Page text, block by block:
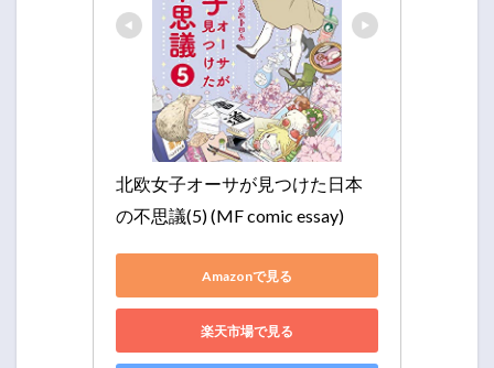
北欧女子オーサが見つけた日本
の不思議(5) (MF comic essay)
Amazonで見る
楽天市場で見る